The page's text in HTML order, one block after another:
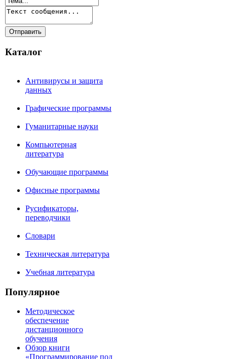
Каталог
Антивирусы и защита
данных
Графические программы
Гуманитарные науки
Компьютерная
литература
Обучающие программы
Офисные программы
Русификаторы,
переводчики
Словари
Техническая литература
Учебная литература
Популярное
Методическое
обеспечение
дистанционного
обучения
Обзор книги
«Программирование под